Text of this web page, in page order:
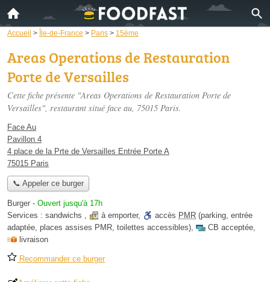
Accueil > Île-de-France > Paris > 15ème
Areas Operations de Restauration
Porte de Versailles
Cette fiche présente "Areas Operations de Restauration Porte de
Versailles", restaurant situé face au, 75015 Paris.
Face Au
Pavillon 4
4 place de la Prte de Versailles Entrée Porte A
75015 Paris
📞 Appeler ce burger
Burger - Ouvert jusqu'à 17h
Services : sandwichs , à emporter, accès PMR (parking, entrée
adaptée, places assises PMR, toilettes accessibles), CB acceptée,
livraison
Recommander ce burger